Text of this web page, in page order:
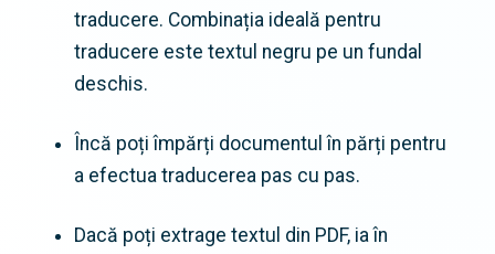
traducere. Combinația ideală pentru
traducere este textul negru pe un fundal
deschis.
Încă poți împărți documentul în părți pentru
a efectua traducerea pas cu pas.
Dacă poți extrage textul din PDF, ia în